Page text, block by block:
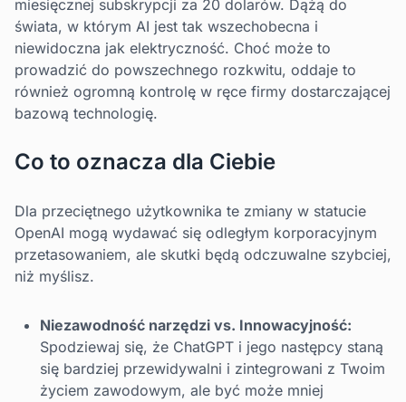
miesięcznej subskrypcji za 20 dolarów. Dążą do
świata, w którym AI jest tak wszechobecna i
niewidoczna jak elektryczność. Choć może to
prowadzić do powszechnego rozkwitu, oddaje to
również ogromną kontrolę w ręce firmy dostarczającej
bazową technologię.
Co to oznacza dla Ciebie
Dla przeciętnego użytkownika te zmiany w statucie
OpenAI mogą wydawać się odległym korporacyjnym
przetasowaniem, ale skutki będą odczuwalne szybciej,
niż myślisz.
Niezawodność narzędzi vs. Innowacyjność:
Spodziewaj się, że ChatGPT i jego następcy staną
się bardziej przewidywalni i zintegrowani z Twoim
życiem zawodowym, ale być może mniej